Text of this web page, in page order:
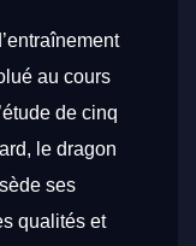
au cours
de cinq
le dragon
ses
qualités et